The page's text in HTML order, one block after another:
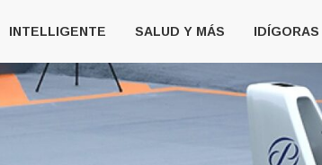
INTELLIGENTE SALUD Y MÁS IDÍGORAS